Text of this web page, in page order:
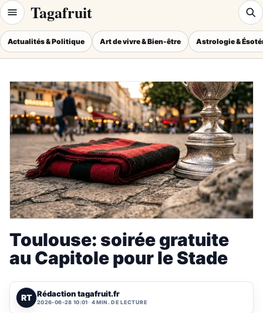
Tagafruit
Actualités & Politique Art de vivre & Bien-être Astrologie &
Toulouse: soirée gratuite
au Capitole pour le Stade
RT Rédaction tagafruit.fr
2026-06-28 10:01 4 MIN. DE LECTURE